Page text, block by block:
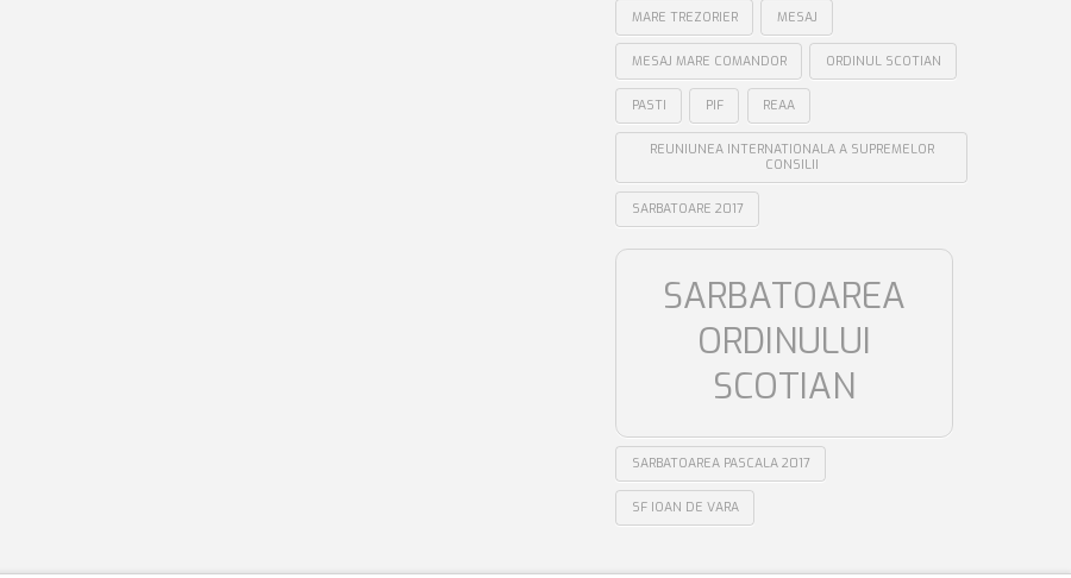
MARE TREZORIER MESAJ
MESAJ MARE COMANDOR ORDINUL SCOTIAN
PASTI PIF REAA
REUNIUNEA INTERNATIONALA A SUPREMELOR
CONSILII
SARBATOARE 2017
SARBATOAREA
ORDINULUI
SCOTIAN
SARBATOAREA PASCALA 2017
SF IOAN DE VARA